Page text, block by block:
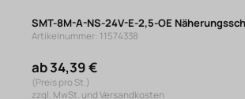
SMT-8M-A-NS-24V-E-2,5-OE
Artikelnummer: 11574338
ab 34,39 €
(Preis pro St.)
zzgl. MwSt. und Versandkosten